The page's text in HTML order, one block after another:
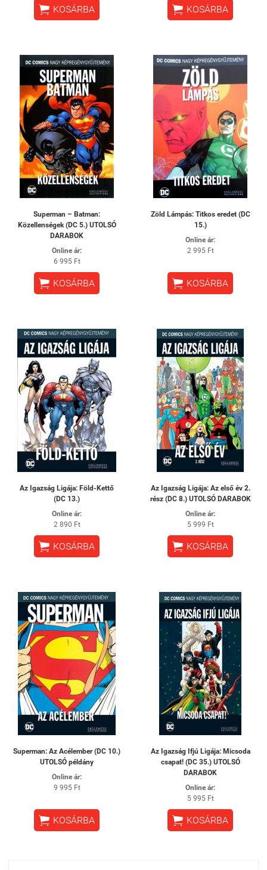
 KOSÁRBA  KOSÁRBA
Superman – Batman:
Közellenségek (DC 5.) UTOLSÓ
DARABOK
Online ár:
6 995 Ft
 KOSÁRBA
Zöld Lámpás: Titkos eredet (DC
15.)
Online ár:
2 995 Ft
 KOSÁRBA
Az Igazság Ligája: Föld-Kettő
(DC 13.)
Online ár:
2 890 Ft
 KOSÁRBA
Az Igazság Ligája: Az első év 2.
rész (DC 8.) UTOLSÓ DARABOK
Online ár:
5 999 Ft
 KOSÁRBA
Superman: Az Acélember (DC 10.)
UTOLSÓ példány
Online ár:
9 995 Ft
 KOSÁRBA
Az ​Igazság Ifjú Ligája: Micsoda
csapat! (DC 35.) UTOLSÓ
DARABOK
Online ár:
5 995 Ft
 KOSÁRBA